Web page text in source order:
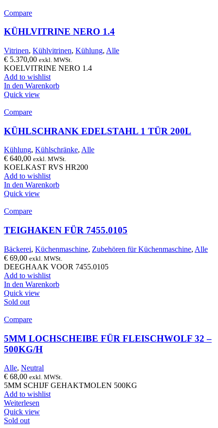
Compare
KÜHLVITRINE NERO 1.4
Vitrinen, Kühlvitrinen, Kühlung, Alle
€ 5.370,00 exkl. MWSt.
KOELVITRINE NERO 1.4
Add to wishlist
In den Warenkorb
Quick view
Compare
KÜHLSCHRANK EDELSTAHL 1 TÜR 200L
Kühlung, Kühlschränke, Alle
€ 640,00 exkl. MWSt.
KOELKAST RVS HR200
Add to wishlist
In den Warenkorb
Quick view
Compare
TEIGHAKEN FÜR 7455.0105
Bäckerei, Küchenmaschine, Zubehören für Küchenmaschine, Alle
€ 69,00 exkl. MWSt.
DEEGHAAK VOOR 7455.0105
Add to wishlist
In den Warenkorb
Quick view
Sold out
Compare
5MM LOCHSCHEIBE FÜR FLEISCHWOLF 32 –
500KG/H
Alle, Neutral
€ 68,00 exkl. MWSt.
5MM SCHIJF GEHAKTMOLEN 500KG
Add to wishlist
Weiterlesen
Quick view
Sold out